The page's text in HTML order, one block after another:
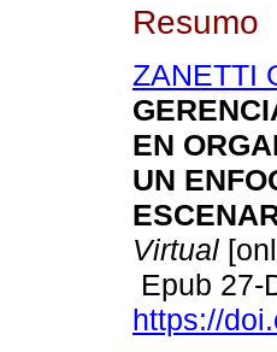
Resumo
ZANETTI
EN
UN
Virtual
Epub 27-
https://